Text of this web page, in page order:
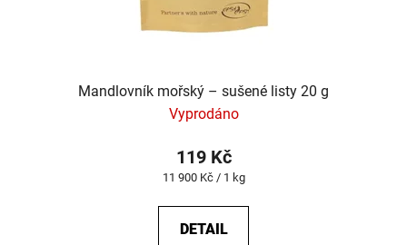
Mandlovník mořský – sušené listy 20 g
Vyprodáno
119 Kč
Měrná
11 900 Kč / 1 kg
DETAIL